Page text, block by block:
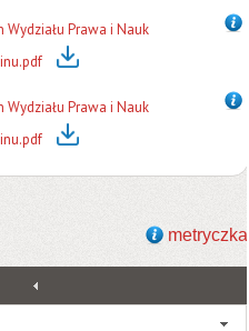
Prawa i Nauk
Prawa i Nauk
metryczka